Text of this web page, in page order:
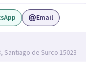
Email
Santiago de Surco 15023